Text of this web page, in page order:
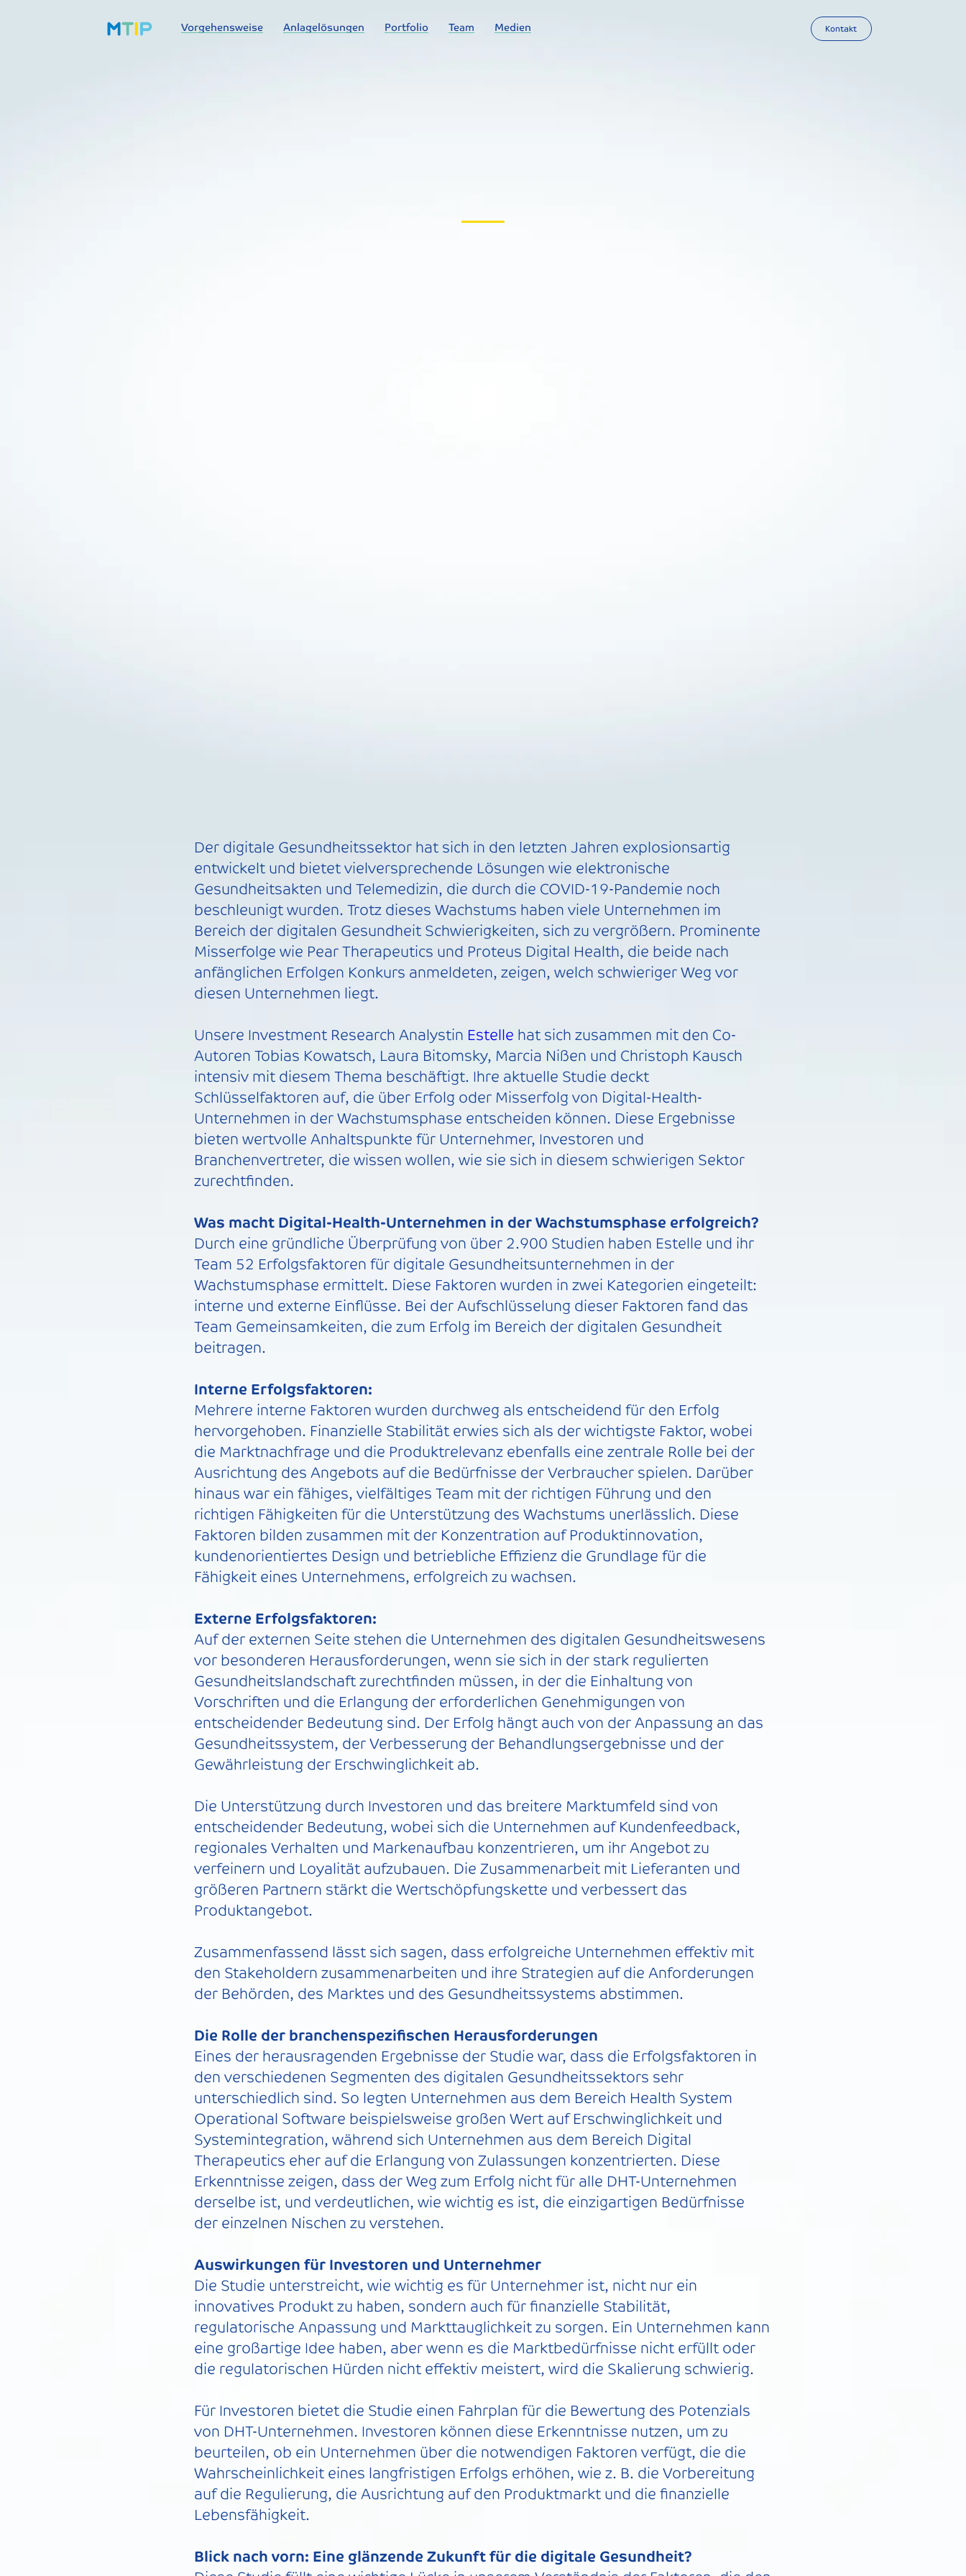
Vorgehensweise Anlagelösungen Portfolio Team Medien Kontakt
Der digitale Gesundheitssektor hat sich in den letzten Jahren explosionsartig
entwickelt und bietet vielversprechende Lösungen wie elektronische
Gesundheitsakten und Telemedizin, die durch die COVID-19-Pandemie noch
beschleunigt wurden. Trotz dieses Wachstums haben viele Unternehmen im
Bereich der digitalen Gesundheit Schwierigkeiten, sich zu vergrößern. Prominente
Misserfolge wie Pear Therapeutics und Proteus Digital Health, die beide nach
anfänglichen Erfolgen Konkurs anmeldeten, zeigen, welch schwieriger Weg vor
diesen Unternehmen liegt.
Unsere Investment Research Analystin Estelle hat sich zusammen mit den Co-
Autoren Tobias Kowatsch, Laura Bitomsky, Marcia Nißen und Christoph Kausch
intensiv mit diesem Thema beschäftigt. Ihre aktuelle Studie deckt
Schlüsselfaktoren auf, die über Erfolg oder Misserfolg von Digital-Health-
Unternehmen in der Wachstumsphase entscheiden können. Diese Ergebnisse
bieten wertvolle Anhaltspunkte für Unternehmer, Investoren und
Branchenvertreter, die wissen wollen, wie sie sich in diesem schwierigen Sektor
zurechtfinden.
Was macht Digital-Health-Unternehmen in der Wachstumsphase erfolgreich?
Durch eine gründliche Überprüfung von über 2.900 Studien haben Estelle und ihr
Team 52 Erfolgsfaktoren für digitale Gesundheitsunternehmen in der
Wachstumsphase ermittelt. Diese Faktoren wurden in zwei Kategorien eingeteilt:
interne und externe Einflüsse. Bei der Aufschlüsselung dieser Faktoren fand das
Team Gemeinsamkeiten, die zum Erfolg im Bereich der digitalen Gesundheit
beitragen.
Interne Erfolgsfaktoren:
Mehrere interne Faktoren wurden durchweg als entscheidend für den Erfolg
hervorgehoben. Finanzielle Stabilität erwies sich als der wichtigste Faktor, wobei
die Marktnachfrage und die Produktrelevanz ebenfalls eine zentrale Rolle bei der
Ausrichtung des Angebots auf die Bedürfnisse der Verbraucher spielen. Darüber
hinaus war ein fähiges, vielfältiges Team mit der richtigen Führung und den
richtigen Fähigkeiten für die Unterstützung des Wachstums unerlässlich. Diese
Faktoren bilden zusammen mit der Konzentration auf Produktinnovation,
kundenorientiertes Design und betriebliche Effizienz die Grundlage für die
Fähigkeit eines Unternehmens, erfolgreich zu wachsen.
Externe Erfolgsfaktoren:
Auf der externen Seite stehen die Unternehmen des digitalen Gesundheitswesens
vor besonderen Herausforderungen, wenn sie sich in der stark regulierten
Gesundheitslandschaft zurechtfinden müssen, in der die Einhaltung von
Vorschriften und die Erlangung der erforderlichen Genehmigungen von
entscheidender Bedeutung sind. Der Erfolg hängt auch von der Anpassung an das
Gesundheitssystem, der Verbesserung der Behandlungsergebnisse und der
Gewährleistung der Erschwinglichkeit ab.
Die Unterstützung durch Investoren und das breitere Marktumfeld sind von
entscheidender Bedeutung, wobei sich die Unternehmen auf Kundenfeedback,
regionales Verhalten und Markenaufbau konzentrieren, um ihr Angebot zu
verfeinern und Loyalität aufzubauen. Die Zusammenarbeit mit Lieferanten und
größeren Partnern stärkt die Wertschöpfungskette und verbessert das
Produktangebot.
Zusammenfassend lässt sich sagen, dass erfolgreiche Unternehmen effektiv mit
den Stakeholdern zusammenarbeiten und ihre Strategien auf die Anforderungen
der Behörden, des Marktes und des Gesundheitssystems abstimmen.
Die Rolle der branchenspezifischen Herausforderungen
Eines der herausragenden Ergebnisse der Studie war, dass die Erfolgsfaktoren in
den verschiedenen Segmenten des digitalen Gesundheitssektors sehr
unterschiedlich sind. So legten Unternehmen aus dem Bereich Health System
Operational Software beispielsweise großen Wert auf Erschwinglichkeit und
Systemintegration, während sich Unternehmen aus dem Bereich Digital
Therapeutics eher auf die Erlangung von Zulassungen konzentrierten. Diese
Erkenntnisse zeigen, dass der Weg zum Erfolg nicht für alle DHT-Unternehmen
derselbe ist, und verdeutlichen, wie wichtig es ist, die einzigartigen Bedürfnisse
der einzelnen Nischen zu verstehen.
Auswirkungen für Investoren und Unternehmer
Die Studie unterstreicht, wie wichtig es für Unternehmer ist, nicht nur ein
innovatives Produkt zu haben, sondern auch für finanzielle Stabilität,
regulatorische Anpassung und Markttauglichkeit zu sorgen. Ein Unternehmen kann
eine großartige Idee haben, aber wenn es die Marktbedürfnisse nicht erfüllt oder
die regulatorischen Hürden nicht effektiv meistert, wird die Skalierung schwierig.
Für Investoren bietet die Studie einen Fahrplan für die Bewertung des Potenzials
von DHT-Unternehmen. Investoren können diese Erkenntnisse nutzen, um zu
beurteilen, ob ein Unternehmen über die notwendigen Faktoren verfügt, die die
Wahrscheinlichkeit eines langfristigen Erfolgs erhöhen, wie z. B. die Vorbereitung
auf die Regulierung, die Ausrichtung auf den Produktmarkt und die finanzielle
Lebensfähigkeit.
Blick nach vorn: Eine glänzende Zukunft für die digitale Gesundheit?